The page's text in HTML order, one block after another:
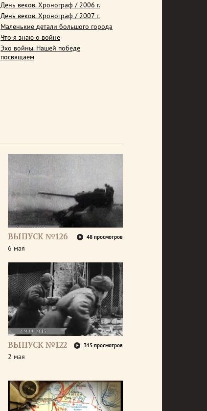
День веков. Хронограф / 2006 г.
День веков. Хронограф / 2007 г.
Маленькие детали большого города
Что я знаю о войне
Эхо войны. Нашей победе
посвящаем
ВЫПУСК №126 48 просмотров
6 мая
ВЫПУСК №122 315 просмотров
2 мая